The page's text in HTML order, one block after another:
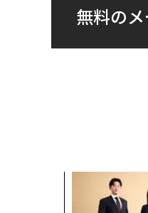
無料の